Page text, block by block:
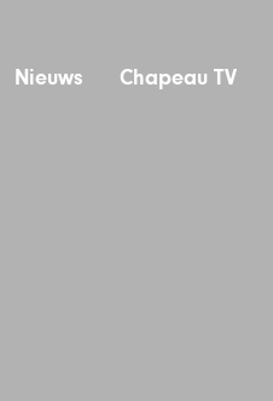
Nieuws Chapeau TV